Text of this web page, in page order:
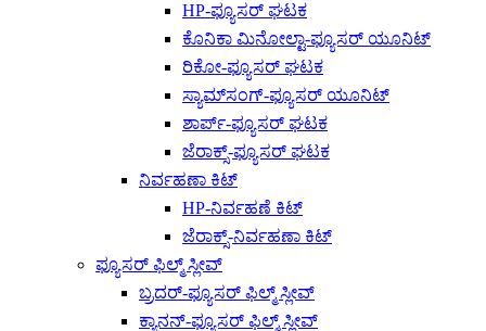
HP-ಫ್ಯೂಸರ್ ಘಟಕ
ಕೊನಿಕಾ ಮಿನೋಲ್ಟಾ-ಫ್ಯೂಸರ್ ಯೂನಿಟ್
ರಿಕೋ-ಫ್ಯೂಸರ್ ಘಟಕ
ಸ್ಯಾಮ್‌ಸಂಗ್-ಫ್ಯೂಸರ್ ಯೂನಿಟ್
ಶಾರ್ಪ್-ಫ್ಯೂಸರ್ ಘಟಕ
ಜೆರಾಕ್ಸ್-ಫ್ಯೂಸರ್ ಘಟಕ
ನಿರ್ವಹಣಾ ಕಿಟ್
HP-ನಿರ್ವಹಣೆ ಕಿಟ್
ಜೆರಾಕ್ಸ್-ನಿರ್ವಹಣಾ ಕಿಟ್
ಫ್ಯೂಸರ್ ಫಿಲ್ಮ್ ಸ್ಲೀವ್
ಬ್ರದರ್-ಫ್ಯೂಸರ್ ಫಿಲ್ಮ್ ಸ್ಲೀವ್
ಕ್ಯಾನನ್-ಫ್ಯೂಸರ್ ಫಿಲ್ಮ್ ಸ್ಲೀವ್